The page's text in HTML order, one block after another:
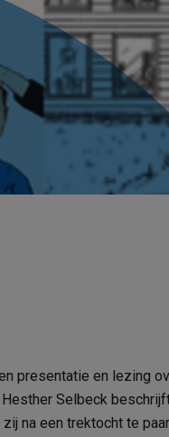
presentatie en lezing
Selbeck
na een trektocht te